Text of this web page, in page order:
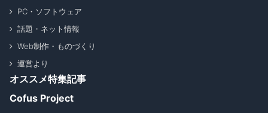
PC・ソフトウェア
話題・ネット情報
Web制作・ものづくり
運営より
オススメ特集記事
Cofus Project